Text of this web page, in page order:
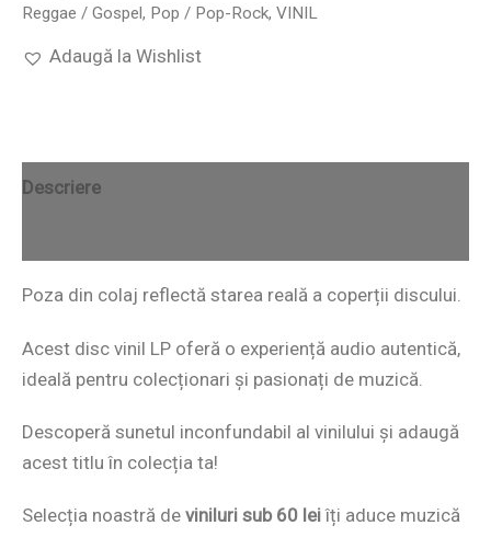
Reggae / Gospel, Pop / Pop-Rock, VINIL
Adaugă la Wishlist
Descriere
Poza din colaj reflectă starea reală a coperții discului.
Acest disc vinil LP oferă o experiență audio autentică,
ideală pentru colecționari și pasionați de muzică.
Descoperă sunetul inconfundabil al vinilului și adaugă
acest titlu în colecția ta!
Selecția noastră de viniluri sub 60 leiîți aduce muzică